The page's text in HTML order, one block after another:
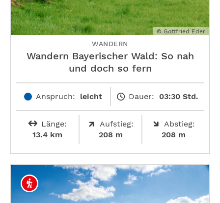
© Gottfried Eder
WANDERN
Wandern Bayerischer Wald: So nah
und doch so fern
Anspruch: leicht Dauer: 03:30 Std.
Länge:
13.4 km
Aufstieg:
208 m
Abstieg:
208 m